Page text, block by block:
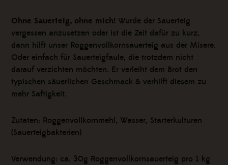
Ohne Sauerteig, ohne mich! Wurde der Sauerteig
vergessen anzusetzen oder ist die Zeit dafür zu kurz,
dann hilft unser Roggenvollkornsauerteig aus der Misere.
Oder einfach für Sauerteigfaule, die trotzdem nicht
darauf verzichten möchten. Er verleiht dem Brot den
typischen säuerlichen Geschmack & verhilft diesem zu
mehr Saftigkeit.
Zutaten: Roggenvollkornmehl, Wasser, Starterkulturen
(Sauerteigbakterien)
Verwendung: ca. 30g Roggenvollkornsauerteig pro 1 kg